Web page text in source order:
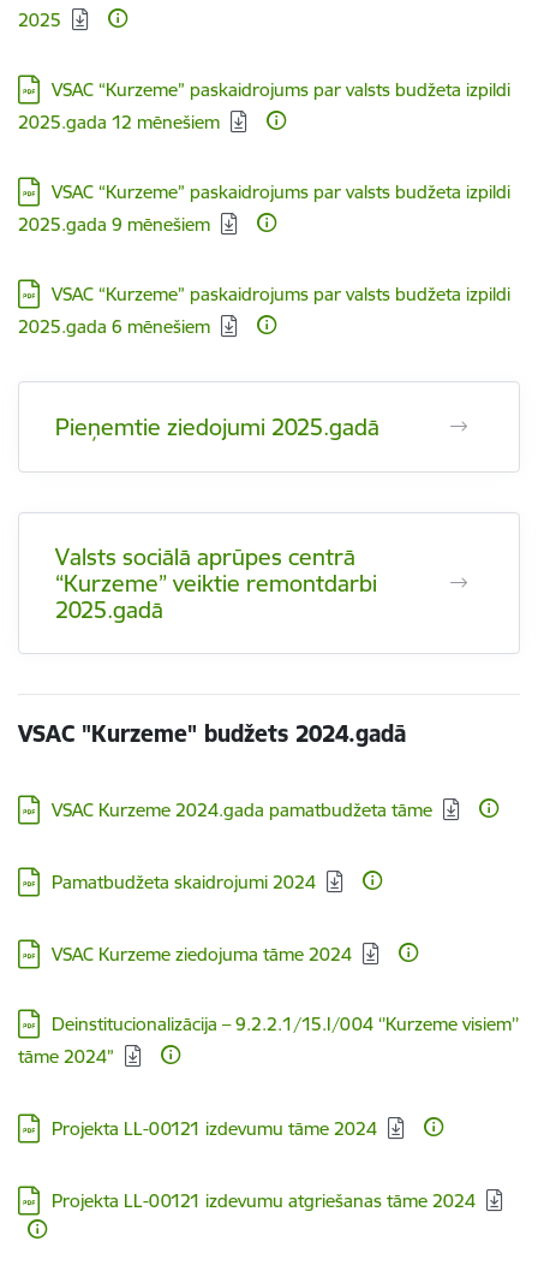
2025
Lejupielādēt:
VSAC “Kurzeme” paskaidrojums par valsts budžeta izpildi
2025.gada 12 mēnešiem
Lejupielādēt:
VSAC “Kurzeme” paskaidrojums par valsts budžeta izpildi
2025.gada 9 mēnešiem
Lejupielādēt:
VSAC “Kurzeme” paskaidrojums par valsts budžeta izpildi
2025.gada 6 mēnešiem
Pieņemtie ziedojumi 2025.gadā
Valsts sociālā aprūpes centrā
“Kurzeme” veiktie remontdarbi
2025.gadā
VSAC "Kurzeme" budžets 2024.gadā
Lejupielādēt:
VSAC Kurzeme 2024.gada pamatbudžeta tāme
Lejupielādēt:
Pamatbudžeta skaidrojumi 2024
Lejupielādēt:
VSAC Kurzeme ziedojuma tāme 2024
Lejupielādēt:
Deinstitucionalizācija – 9.2.2.1/15.I/004 ‘’Kurzeme visiem’’
tāme 2024”
Lejupielādēt:
Projekta LL-00121 izdevumu tāme 2024
Lejupielādēt:
Projekta LL-00121 izdevumu atgriešanas tāme 2024